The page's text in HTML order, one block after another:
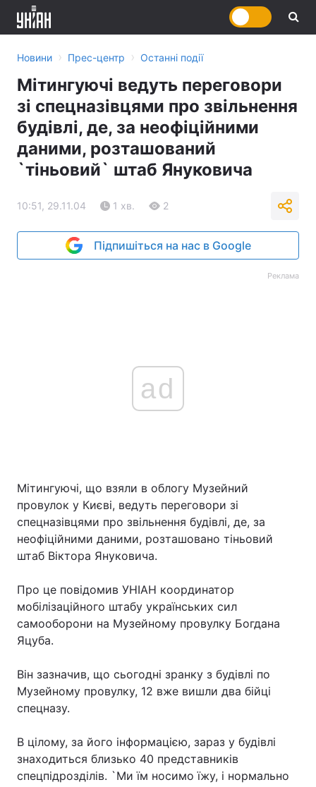
Головна Війна
Економіка Світ
Новини › Прес-центр › Останні події
Мітингуючі ведуть переговори
зі спецназівцями про звільнення
будівлі, де, за неофіційними
даними, розташований
`тіньовий` штаб Януковича
10:51, 29.11.04 1 хв. 2
Підпишіться на нас в Google
Реклама
ad
Мітингуючі, що взяли в облогу Музейний
провулок у Києві, ведуть переговори зі
спецназівцями про звільнення будівлі, де, за
неофіційними даними, розташовано тіньовий
штаб Віктора Януковича.
Про це повідомив УНІАН координатор
мобілізаційного штабу українських сил
самооборони на Музейному провулку Богдана
Яцуба.
Він зазначив, що сьогодні зранку з будівлі по
Музейному провулку, 12 вже вишли два бійці
спецназу.
В цілому, за його інформацією, зараз у будівлі
знаходиться близько 40 представників
спецпідрозділів. `Ми їм носимо їжу, і нормально